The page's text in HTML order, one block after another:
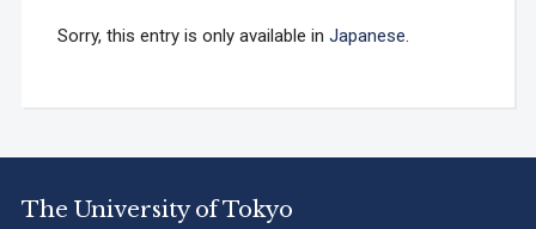
Sorry, this entry is only available in Japanese.
The University of Tokyo